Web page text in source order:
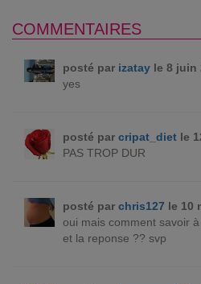
COMMENTAIRES
posté par izatayle 8 juin
yes
posté par cripat_dietle
PAS TROP DUR
posté par chris127 le 10
oui mais comment savoir
et la reponse ?? svp